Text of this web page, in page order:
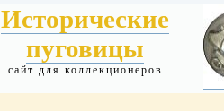
Исторические
пуговицы
сайт для коллекционеров